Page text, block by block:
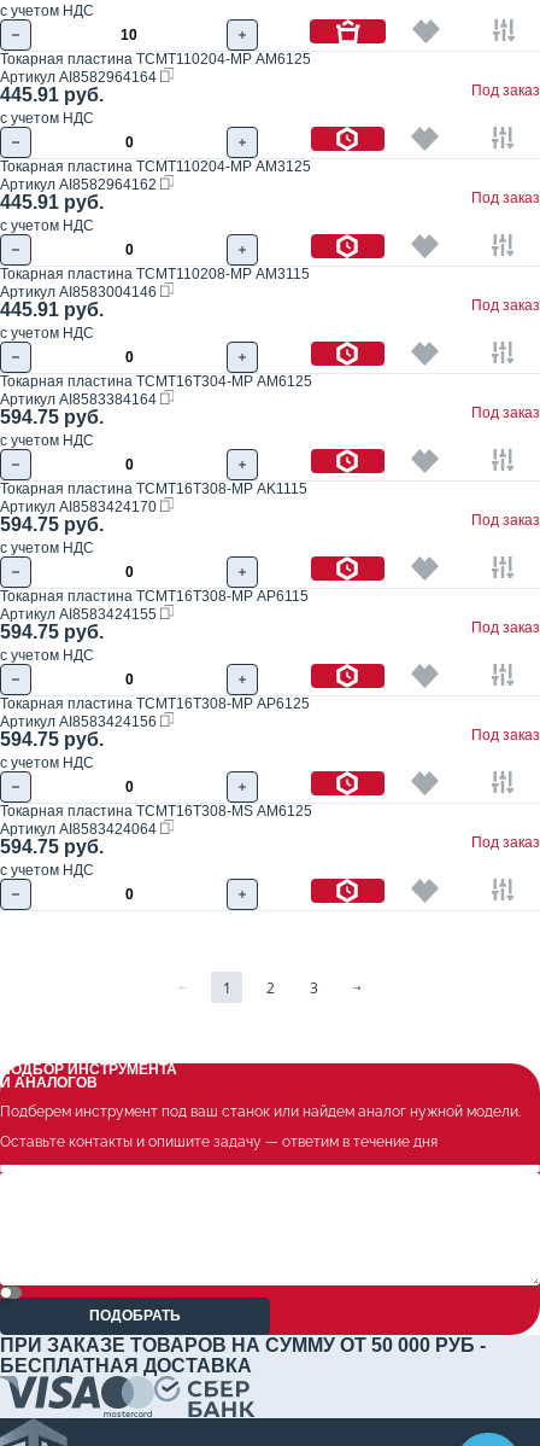
с учетом НДС
Токарная пластина TCMT110204-MP AM6125
Артикул AI8582964164
445.91 руб.
с учетом НДС
Под заказ
Токарная пластина TCMT110204-MP AM3125
Артикул AI8582964162
445.91 руб.
с учетом НДС
Под заказ
Токарная пластина TCMT110208-MP AM3115
Артикул AI8583004146
445.91 руб.
с учетом НДС
Под заказ
Токарная пластина TCMT16T304-MP AM6125
Артикул AI8583384164
594.75 руб.
с учетом НДС
Под заказ
Токарная пластина TCMT16T308-MP AK1115
Артикул AI8583424170
594.75 руб.
с учетом НДС
Под заказ
Токарная пластина TCMT16T308-MP AP6115
Артикул AI8583424155
594.75 руб.
с учетом НДС
Под заказ
Токарная пластина TCMT16T308-MP AP6125
Артикул AI8583424156
594.75 руб.
с учетом НДС
Под заказ
Токарная пластина TCMT16T308-MS AM6125
Артикул AI8583424064
594.75 руб.
с учетом НДС
Под заказ
1 2 3
ПОДБОР ИНСТРУМЕНТА
И АНАЛОГОВ
Подберем инструмент под ваш станок или найдем аналог нужной модели.
Оставьте контакты и опишите задачу — ответим в течение дня
ПОДОБРАТЬ
ПРИ ЗАКАЗЕ ТОВАРОВ НА СУММУ ОТ 50 000 РУБ -
БЕСПЛАТНАЯ ДОСТАВКА